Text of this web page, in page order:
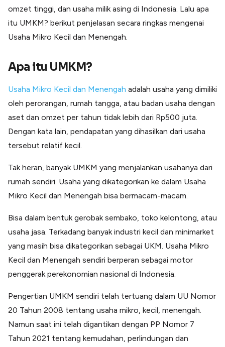
omzet tinggi, dan usaha milik asing di Indonesia. Lalu apa
itu UMKM? berikut penjelasan secara ringkas mengenai
Usaha Mikro Kecil dan Menengah.
Apa itu UMKM?
Usaha Mikro Kecil dan Menengah adalah usaha yang dimiliki
oleh perorangan, rumah tangga, atau badan usaha dengan
aset dan omzet per tahun tidak lebih dari Rp500 juta.
Dengan kata lain, pendapatan yang dihasilkan dari usaha
tersebut relatif kecil.
Tak heran, banyak UMKM yang menjalankan usahanya dari
rumah sendiri. Usaha yang dikategorikan ke dalam Usaha
Mikro Kecil dan Menengah bisa bermacam-macam.
Bisa dalam bentuk gerobak sembako, toko kelontong, atau
usaha jasa. Terkadang banyak industri kecil dan minimarket
yang masih bisa dikategorikan sebagai UKM. Usaha Mikro
Kecil dan Menengah sendiri berperan sebagai motor
penggerak perekonomian nasional di Indonesia.
Pengertian UMKM sendiri telah tertuang dalam UU Nomor
20 Tahun 2008 tentang usaha mikro, kecil, menengah.
Namun saat ini telah digantikan dengan PP Nomor 7
Tahun 2021 tentang kemudahan, perlindungan dan